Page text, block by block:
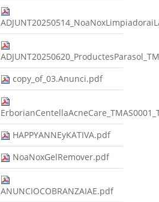
copy_of_03.Anunci.pdf
HAPPYANNEyKATIVA.pdf
NoaNoxGelRemover.pdf
ANUNCIOCOBRANZAIAE.pdf